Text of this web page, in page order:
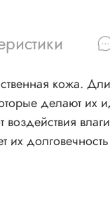
кожа.
делают их
их